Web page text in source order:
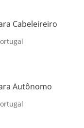
Cabeleireiro
Autônomo